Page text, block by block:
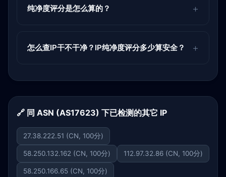
纯净度评分是怎么算的？
怎么查IP干不干净？IP纯净度评分多少算安全？
🔗 同 ASN (AS17623) 下已检测的其它 IP
27.38.222.51 (CN, 100分)
58.250.132.162 (CN, 100分) 112.97.32.86 (CN, 100分)
58.250.166.65 (CN, 100分)